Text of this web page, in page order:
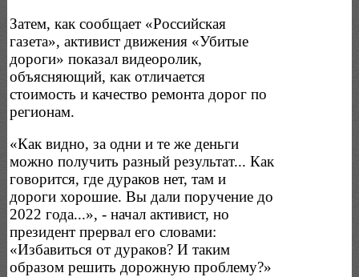
Затем, как сообщает «Российская
газета», активист движения «Убитые
дороги» показал видеоролик,
объясняющий, как отличается
стоимость и качество ремонта дорог по
регионам.
«Как видно, за одни и те же деньги
можно получить разный результат... Как
говорится, где дураков нет, там и
дороги хорошие. Вы дали поручение до
2022 года...», - начал активист, но
президент прервал его словами:
«Избавиться от дураков? И таким
образом решить дорожную проблему?»